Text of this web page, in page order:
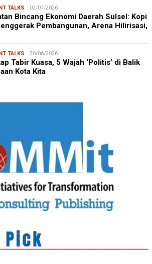
TALKS 02/07/2026
Bincang Ekonomi Daerah Sulsel: Kopi
Pembangunan, Arena Hilirisasi,
TALKS 20/06/2026
Tabir Kuasa, 5 Wajah ‘Politis’ di Balik
Kota Kita